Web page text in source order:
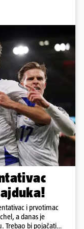
i prvotimac
a danas je
Trebao bi pojačati